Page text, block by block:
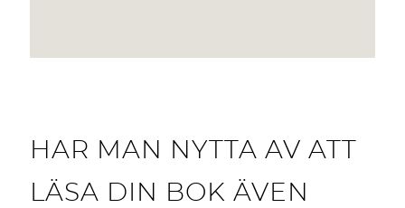
HAR MAN NYTTA AV ATT
LÄSA DIN BOK ÄVEN